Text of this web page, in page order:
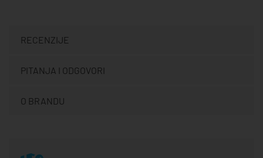
RECENZIJE
PITANJA I ODGOVORI
O BRANDU